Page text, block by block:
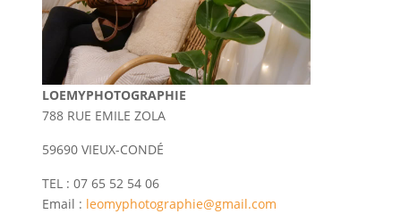
LOEMYPHOTOGRAPHIE
788 RUE EMILE ZOLA
59690 VIEUX-CONDÉ
TEL : 07 65 52 54 06
Email : leomyphotographie@gmail.com